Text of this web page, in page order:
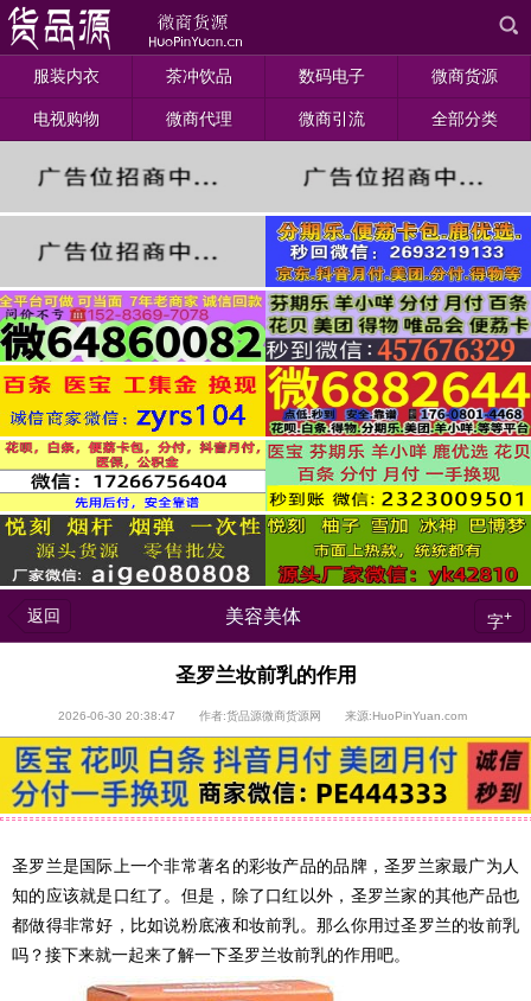
服装内衣 茶冲饮品 数码电子 微商货源
电视购物 微商代理 微商引流 全部分类
返回 美容美体 字+
圣罗兰妆前乳的作用
2026-06-30 20:38:47 作者:货品源微商货源网 来源:HuoPinYuan.com
圣罗兰是国际上一个非常著名的彩妆产品的品牌，圣罗兰家最广为人
知的应该就是口红了。但是，除了口红以外，圣罗兰家的其他产品也
都做得非常好，比如说粉底液和妆前乳。那么你用过圣罗兰的妆前乳
吗？接下来就一起来了解一下圣罗兰妆前乳的作用吧。